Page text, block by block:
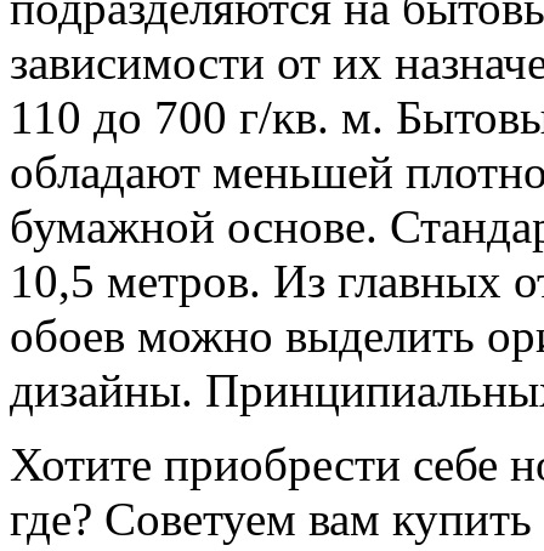
зависимости от их
110 до 700 г/кв. м.
обладают меньшей
бумажной основе.
10,5 метров. Из главных
обоев можно выделить
дизайны.
Хотите приобрести себе
где? Советуем вам